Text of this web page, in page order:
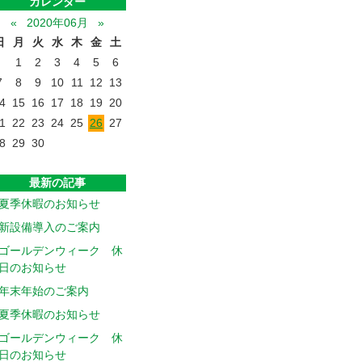
«
2020年06月
»
月 火 水 木 金
土
1
2 3 4 5
6
8 9 10 11 12
13
15 16 17 18 19
20
22 23 24 25 26 27
29 30
最新の記事
夏季休暇のお知らせ
新設備導入のご案内
ゴールデンウィーク 休
日のお知らせ
末年始のご案内
夏季休暇のお知らせ
ゴールデンウィーク 休
日のお知らせ